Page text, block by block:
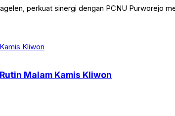
perkuat sinergi dengan PCNU Purworejo
Malam Kamis Kliwon